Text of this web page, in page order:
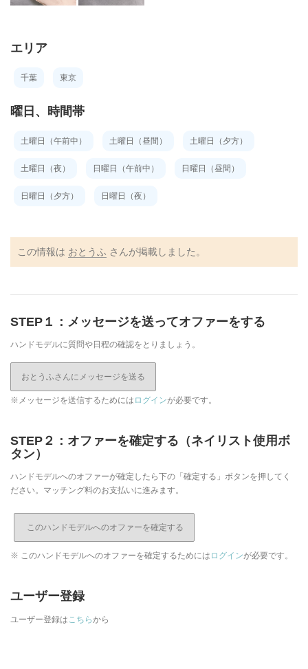
エリア
千葉 東京
曜日、時間帯
土曜日（午前中） 土曜日（昼間） 土曜日（夕方）
土曜日（夜） 日曜日（午前中） 日曜日（昼間）
日曜日（夕方） 日曜日（夜）
この情報は おとうふ さんが掲載しました。
STEP１：メッセージを送ってオファーをする
ハンドモデルに質問や日程の確認をとりましょう。
おとうふさんにメッセージを送る
※メッセージを送信するためには ログインが必要です。
STEP２：オファーを確定する（ネイリスト使用ボ
タン）
ハンドモデルへのオファーが確定したら下の「確定する」ボタンを押してく
ださい。マッチング料のお支払いに進みます。
※ このハンドモデルへのオファーを確定するためには ログインが必要です。
ユーザー登録
ユーザー登録は こちらから